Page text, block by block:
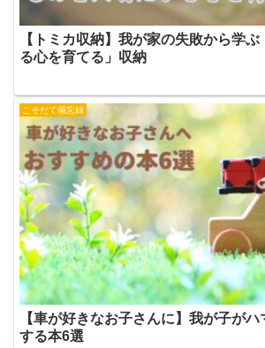
【トミカ収納】我が家の失敗から学
る心を育てる」収納
こそだて備忘録
【車が好きなお子さんに】我が子が
する本6選